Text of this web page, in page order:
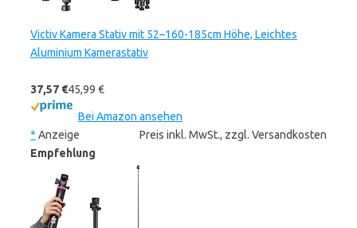
Victiv Kamera Stativ mit 52–160-185cm Höhe, Leichtes
Aluminium Kamerastativ
37,57 €45,99 €
Bei Amazon ansehen
* Anzeige
Preis inkl. MwSt., zzgl. Versandkosten
Empfehlung